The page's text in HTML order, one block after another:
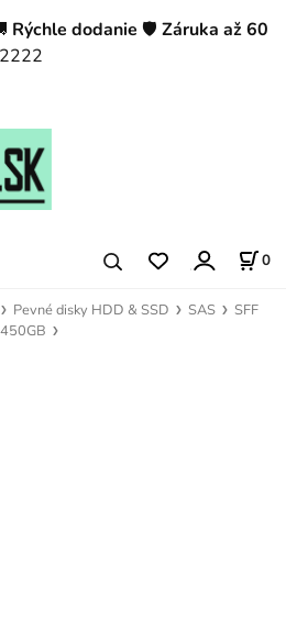
Rýchle dodanie 🛡️ Záruka až 60
0
Pevné disky HDD & SSD SAS
SFF
450GB